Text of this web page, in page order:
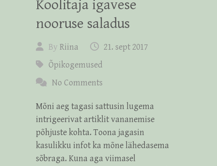
Koolitaja igavese
nooruse saladus
By Riina
21. sept 2017
Õpikogemused
No Comments
Mõni aeg tagasi sattusin lugema
intrigeerivat artiklit vananemise
põhjuste kohta. Toona jagasin
kasulikku infot ka mõne lähedasema
sõbraga. Kuna aga viimasel